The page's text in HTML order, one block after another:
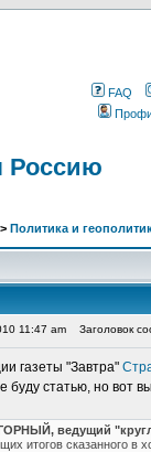
FAQ
Россию
Политика и
11:47 am Заголовок
газеты "Завтра"
буду статью, но вот
ведущий
итогов сказанного